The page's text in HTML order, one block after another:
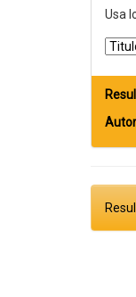
Usa